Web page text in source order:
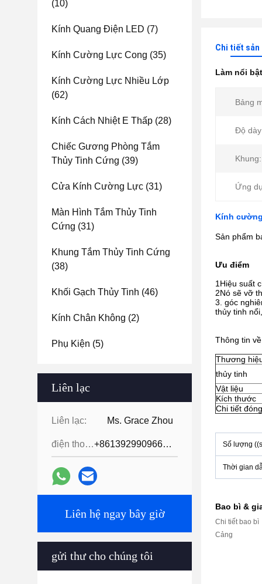
(10)
Kính Quang Điện LED (7)
Kính Cường Lực Cong (35)
Kính Cường Lực Nhiều Lớp
(62)
Kính Cách Nhiệt E Thấp (28)
Chiếc Gương Phòng Tắm
Thủy Tinh Cứng (39)
Cửa Kính Cường Lực (31)
Màn Hình Tắm Thủy Tinh
Cứng (31)
Khung Tắm Thủy Tinh Cứng
(38)
Khối Gạch Thủy Tinh (46)
Kính Chân Không (2)
Phụ Kiện (5)
Liên lạc
Liên lạc: Ms. Grace Zhou
điện thoại: +8613929909663--13690711186
Liên hệ ngay bây giờ
gửi thư cho chúng tôi
Chi tiết sản
Làm nổi
Bảng
Độ
Khung:
Ứng
Kính
Sản phẩm
Ưu điểm
1Hiệu suất
2Nó sẽ vỡ
3. góc
thủy tinh
Thông tin
Thương
thủy tinh
Vật liệu
Kích thước
Chi tiết
Số lượng
Thời gian
Bao bì &
Chi tiết bao bì
Cảng